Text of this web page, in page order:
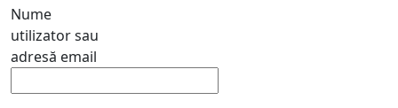
Nume
utilizator sau
adresă email